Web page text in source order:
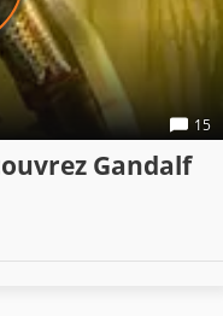
15
Gandalf